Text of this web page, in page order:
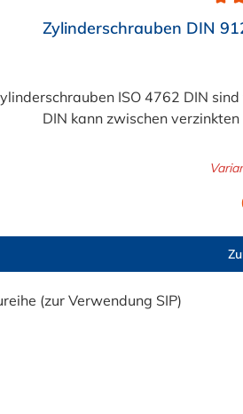
Zylinderschrauben DIN
ISO 4762 DIN
DIN kann zwischen